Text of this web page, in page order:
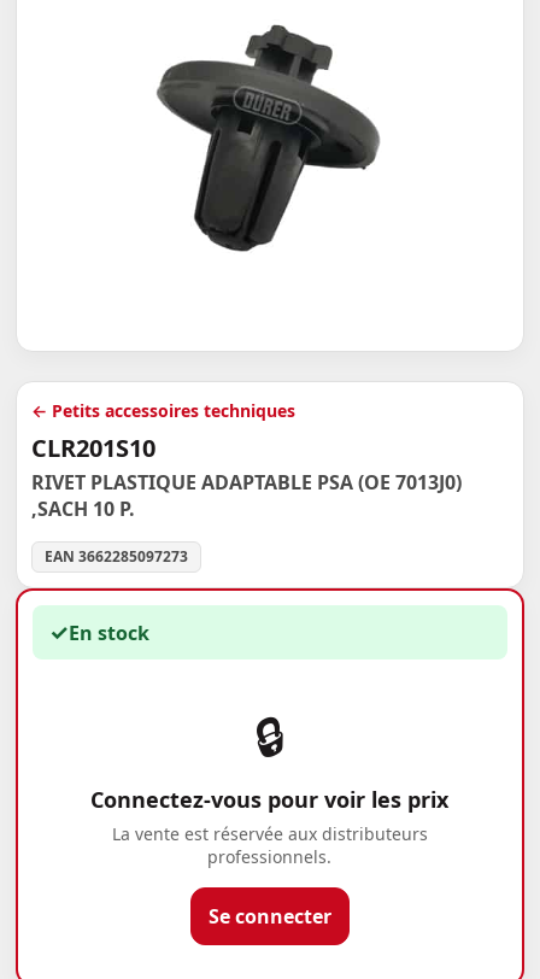
← Petits accessoires techniques
CLR201S10
RIVET PLASTIQUE ADAPTABLE PSA (OE 7013J0)
,SACH 10 P.
EAN 3662285097273
✓En stock
🔒
Connectez-vous pour voir les prix
La vente est réservée aux distributeurs
professionnels.
Se connecter